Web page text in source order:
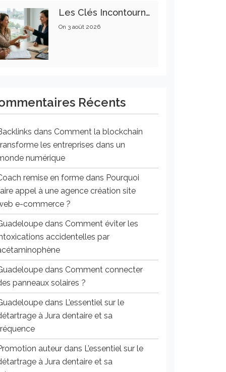
Les Clés Incontournables Pour Réussir Vos Transactions Immobilières
On 3 août 2026
Récents
dans Comment la blockchain
les entreprises dans un
numérique
remise en forme dans Pourquoi
appel à une agence création site
e-commerce ?
dans Comment éviter les
accidentelles par
dans Comment connecter
panneaux solaires ?
dans L’essentiel sur le
à Jura dentaire et sa
auteur dans L’essentiel sur le
à Jura dentaire et sa